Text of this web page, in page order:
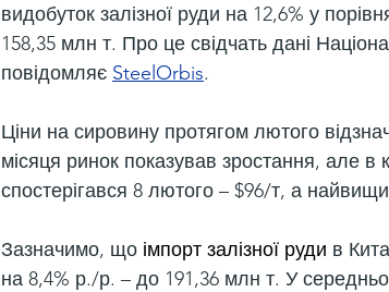
видобуток залізної руди на 12,6% у
158,35 млн т. Про це свідчать дані
повідомляє SteelOrbis.
Ціни на сировину протягом лютого
місяця ринок показував зростання, але в
спостерігався 8 лютого – $96/т, а
Зазначимо, що імпорт залізної руди в
на 8,4% р./р. – до 191,36 млн т. У